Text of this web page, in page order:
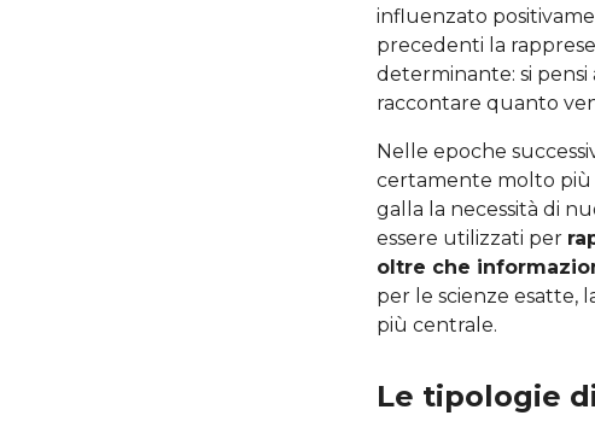
influenzato
precedenti la
determinante: si pensi
raccontare quanto
Nelle epoche
certamente molto più
galla la necessità di
essere utilizzati per
oltre che
per le scienze esatte,
più centrale.
Le tipologie